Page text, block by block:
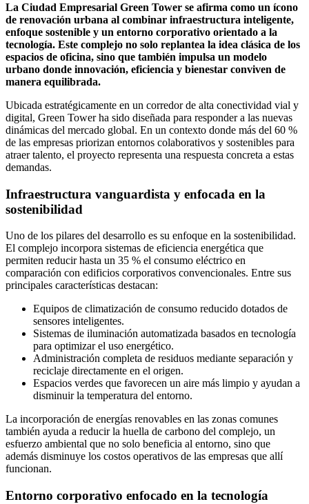
La Ciudad Empresarial Green Tower se afirma como un ícono
de renovación urbana al combinar infraestructura inteligente,
enfoque sostenible y un entorno corporativo orientado a la
tecnología. Este complejo no solo replantea la idea clásica de los
espacios de oficina, sino que también impulsa un modelo
urbano donde innovación, eficiencia y bienestar conviven de
manera equilibrada.
Ubicada estratégicamente en un corredor de alta conectividad vial y
digital, Green Tower ha sido diseñada para responder a las nuevas
dinámicas del mercado global. En un contexto donde más del 60 %
de las empresas priorizan entornos colaborativos y sostenibles para
atraer talento, el proyecto representa una respuesta concreta a estas
demandas.
Infraestructura vanguardista y enfocada en la
sostenibilidad
Uno de los pilares del desarrollo es su enfoque en la sostenibilidad.
El complejo incorpora sistemas de eficiencia energética que
permiten reducir hasta un 35 % el consumo eléctrico en
comparación con edificios corporativos convencionales. Entre sus
principales características destacan:
Equipos de climatización de consumo reducido dotados de
sensores inteligentes.
Sistemas de iluminación automatizada basados en tecnología
para optimizar el uso energético.
Administración completa de residuos mediante separación y
reciclaje directamente en el origen.
Espacios verdes que favorecen un aire más limpio y ayudan a
disminuir la temperatura del entorno.
La incorporación de energías renovables en las zonas comunes
también ayuda a reducir la huella de carbono del complejo, un
esfuerzo ambiental que no solo beneficia al entorno, sino que
además disminuye los costos operativos de las empresas que allí
funcionan.
Entorno corporativo enfocado en la tecnología